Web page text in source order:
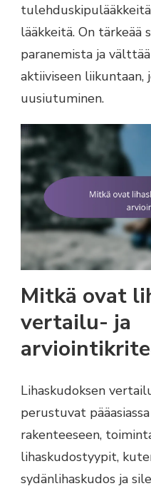
lääkkeitä. On tärkeää
paranemista ja
aktiiviseen
uusiutuminen.
Mitkä ovat
vertailu- ja
Lihaskudoksen
perustuvat
rakenteeseen,
lihaskudostyypit,
sydänlihaskudos ja